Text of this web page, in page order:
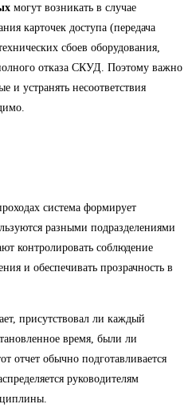
могут возникать в случае
карточек доступа (передача
сбоев оборудования,
отказа СКУД. Поэтому важно
и устранять несоответствия
система формирует
разными подразделениями
контролировать соблюдение
и обеспечивать прозрачность в
присутствовал ли каждый
время, были ли
отчет обычно подготавливается
руководителям